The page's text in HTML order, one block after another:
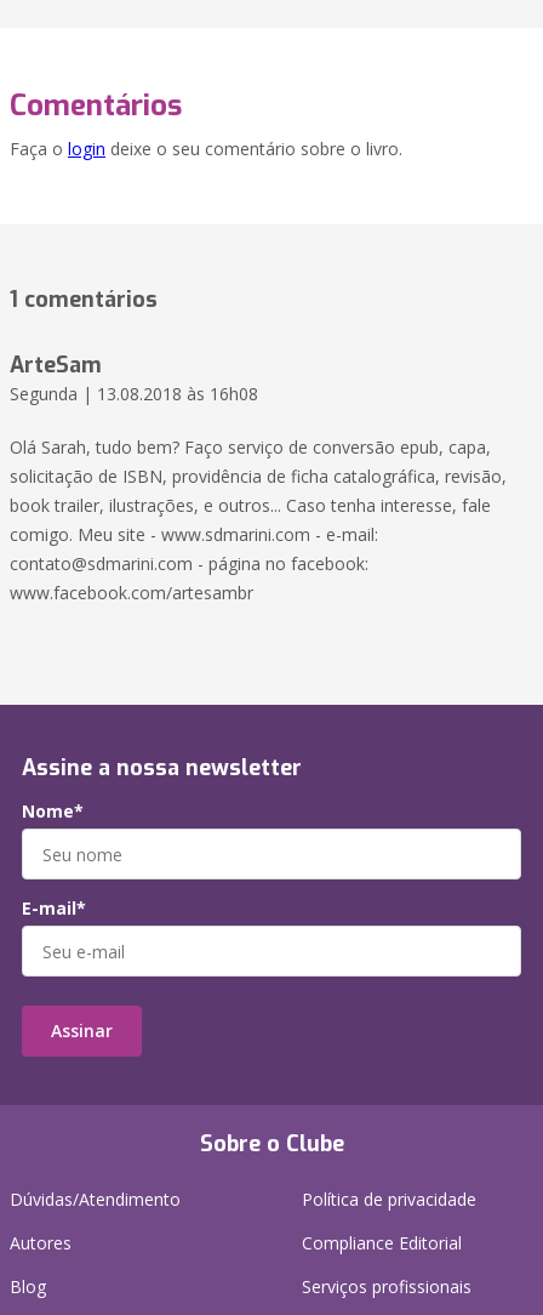
Comentários
Faça o login deixe o seu comentário sobre o livro.
1 comentários
ArteSam
Segunda | 13.08.2018 às 16h08
Olá Sarah, tudo bem? Faço serviço de conversão epub, capa,
solicitação de ISBN, providência de ficha catalográfica, revisão,
book trailer, ilustrações, e outros... Caso tenha interesse, fale
comigo. Meu site - www.sdmarini.com - e-mail:
contato@sdmarini.com - página no facebook:
www.facebook.com/artesambr
Sobre o Clube
Dúvidas/Atendimento
Autores
Blog
Política de privacidade
Compliance Editorial
Serviços profissionais
Assine a nossa newsletter
Nome*
E-mail*
Assinar